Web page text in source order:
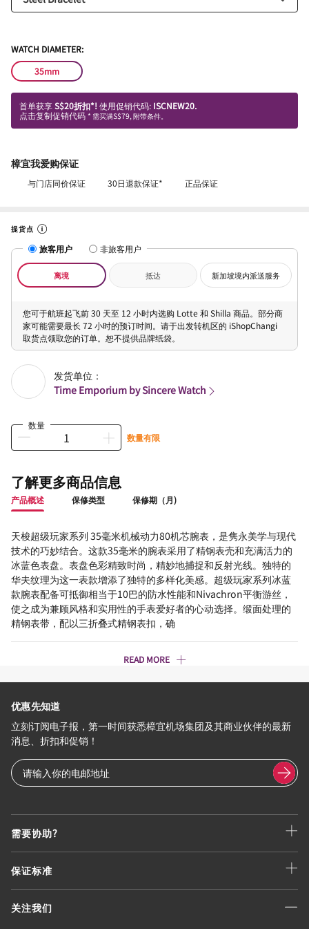
WATCH DIAMETER:
35mm
首单获享S$20折扣*! 使用促销代码: ISCNEW20.
点击复制促销代码 * 需买满S$79, 附带条件。
樟宜我爱购保证
与门店同价保证 30日退款保证* 正品保证
提货点
旅客用户 非旅客用户
离境 抵达 新加坡境内派送服务
您可于航班起飞前 30 天至 12 小时内选购 Lotte 和 Shilla 商品。部分商
家可能需要最长 72 小时的预订时间。请于出发转机区的 iShopChangi
取货点领取您的订单。恕不提供品牌纸袋。
发货单位：
Time Emporium by Sincere Watch
数量
数量有限
了解更多商品信息
产品概述 保修类型 保修期（月)
天梭超级玩家系列 35毫米机械动力80机芯腕表，是隽永美学与现代
技术的巧妙结合。这款35毫米的腕表采用了精钢表壳和充满活力的
冰蓝色表盘。表盘色彩精致时尚，精妙地捕捉和反射光线。独特的
华夫纹理为这一表款增添了独特的多样化美感。超级玩家系列冰蓝
款腕表配备可抵御相当于10巴的防水性能和Nivachron平衡游丝，
使之成为兼顾风格和实用性的手表爱好者的心动选择。缎面处理的
精钢表带，配以三折叠式精钢表扣，确
READ MORE
需要协助?
保证标准
关注我们
优惠先知道
立刻订阅电子报，第一时间获悉樟宜机场集团及其商业伙伴的最新
消息、折扣和促销！